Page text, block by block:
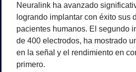
Neuralink ha avanzado
logrando implantar con éxito sus
pacientes humanos. El segundo
de 400 electrodos, ha mostrado
en la señal y el rendimiento en
primero.